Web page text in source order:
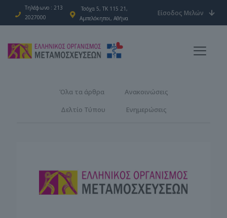
Τηλέφωνο : 213
2027000
Τσόχα 5, ΤΚ 115 21,
Αμπελόκηποι, Αθήνα
Είσοδος Μελών
Όλα τα άρθρα
Ανακοινώσεις
Δελτίο Τύπου
Ενημερώσεις